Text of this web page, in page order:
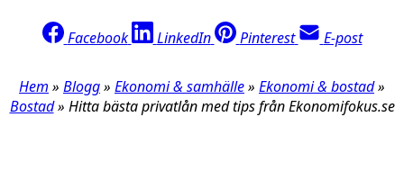
Facebook LinkedIn Pinterest E-post
Hem » Blogg» Ekonomi & samhälle» Ekonomi & bostad»
Bostad » Hitta bästa privatlån med tips från Ekonomifokus.se